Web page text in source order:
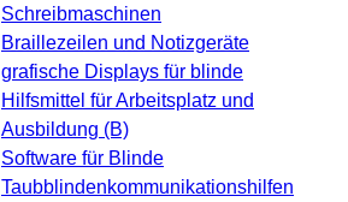
Schreibmaschinen
Braillezeilen und Notizgeräte
grafische Displays für blinde
Hilfsmittel für Arbeitsplatz und
Ausbildung (B)
Software für Blinde
Taubblindenkommunikationshilfen